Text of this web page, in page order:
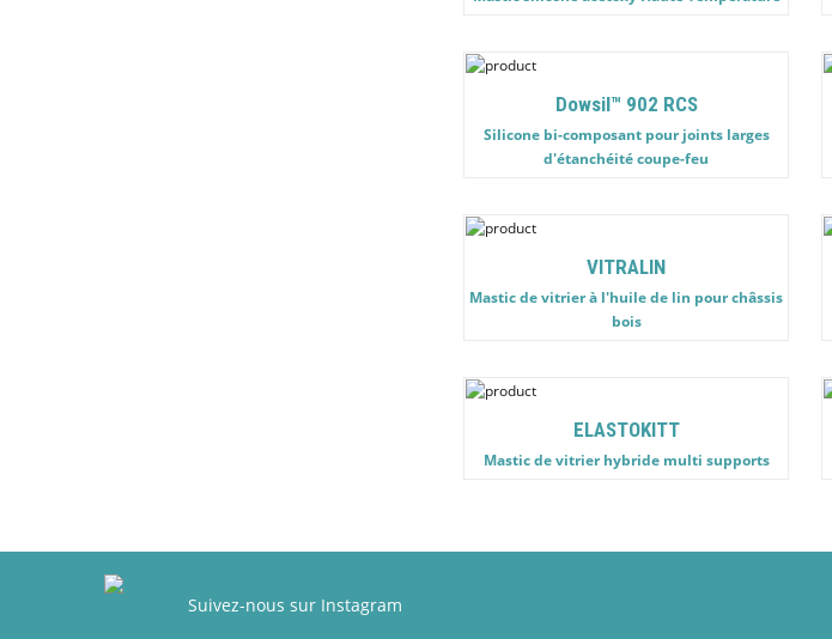
Dowsil™ 902 RCS
Silicone bi-composant pour joints larges
d'étanchéité coupe-feu
VITRALIN
Mastic de vitrier à l'huile de lin pour châssis
bois
ELASTOKITT
Mastic de vitrier hybride multi supports
Suivez-nous sur Instagram